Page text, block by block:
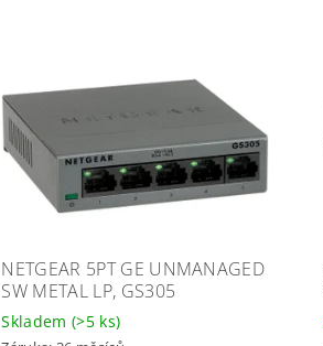
NETGEAR 5PT GE UNMANAGED
SW METAL LP, GS305
Skladem (>5 ks)